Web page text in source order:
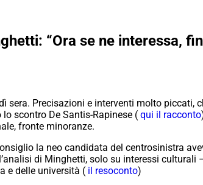
“Ora se ne interessa,
sera. Precisazioni e interventi molto piccati,
scontro De Santis-Rapinese ( qui il racconto
fronte minoranze.
la neo candidata del centrosinistra
di Minghetti, solo su interessi
e delle università ( il resoconto)